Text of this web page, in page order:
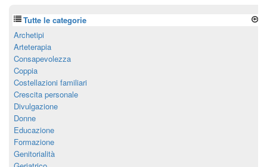
Tutte le categorie
Archetipi
Arteterapia
Consapevolezza
Coppia
Costellazioni familiari
Crescita personale
Divulgazione
Donne
Educazione
Formazione
Genitorialità